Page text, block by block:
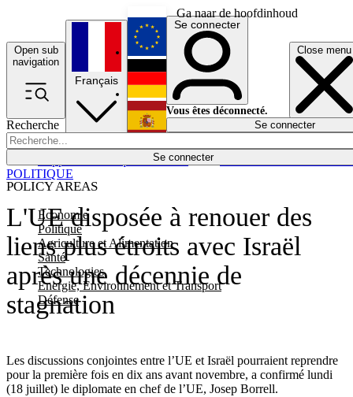
Ga naar de hoofdinhoud
Open sub
navigation
Close menu
Recherche
Se connecter
POLICY AREAS
Economie
Politique
Agriculture et Alimentation
Santé
Technologies
Energie, Environnement et Transport
Défense
Économie
Français
English
Deutsch
Español
Se connecter
Vous êtes déconnecté.
Se connecter
L'UE disposée à renouer des
liens plus étroits avec Israël
après une décennie de
stagnation
Les discussions conjointes entre l’UE et Israël pourraient reprendre
pour la première fois en dix ans avant novembre, a confirmé lundi
(18 juillet) le diplomate en chef de l’UE, Josep Borrell.
POLITIQUE